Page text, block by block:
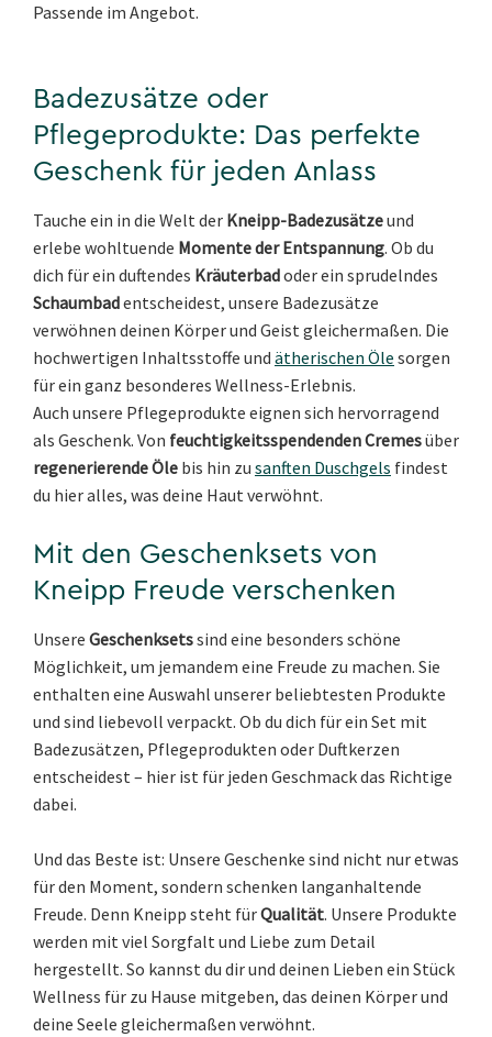
Passende im Angebot.
Badezusätze oder
Pflegeprodukte: Das perfekte
Geschenk für jeden Anlass
Tauche ein in die Welt der Kneipp-Badezusätzeund
erlebe wohltuende Momente der Entspannung. Ob du
dich für ein duftendes Kräuterbadoder ein sprudelndes
Schaumbadentscheidest, unsere Badezusätze
verwöhnen deinen Körper und Geist gleichermaßen. Die
hochwertigen Inhaltsstoffe und ätherischen Öle sorgen
für ein ganz besonderes Wellness-Erlebnis.
Auch unsere Pflegeprodukte eignen sich hervorragend
als Geschenk. Von feuchtigkeitsspendenden Cremesüber
regenerierende Öle bis hin zu sanften Duschgels findest
du hier alles, was deine Haut verwöhnt.
Mit den Geschenksets von
Kneipp Freude verschenken
Unsere Geschenksetssind eine besonders schöne
Möglichkeit, um jemandem eine Freude zu machen. Sie
enthalten eine Auswahl unserer beliebtesten Produkte
und sind liebevoll verpackt. Ob du dich für ein Set mit
Badezusätzen, Pflegeprodukten oder Duftkerzen
entscheidest – hier ist für jeden Geschmack das Richtige
dabei.
Und das Beste ist: Unsere Geschenke sind nicht nur etwas
für den Moment, sondern schenken langanhaltende
Freude. Denn Kneipp steht fürQualität. Unsere Produkte
werden mit viel Sorgfalt und Liebe zum Detail
hergestellt. So kannst du dir und deinen Lieben ein Stück
Wellness für zu Hause mitgeben, das deinen Körper und
deine Seele gleichermaßen verwöhnt.